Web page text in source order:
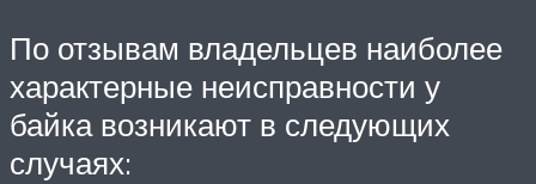
По отзывам владельцев наиболее
характерные неисправности у
байка возникают в следующих
случаях: